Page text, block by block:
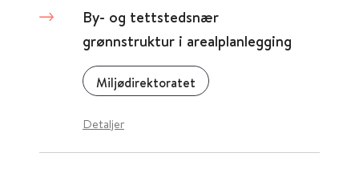
By- og tettstedsnær
grønnstruktur i arealplanlegging
Miljødirektoratet
Detaljer